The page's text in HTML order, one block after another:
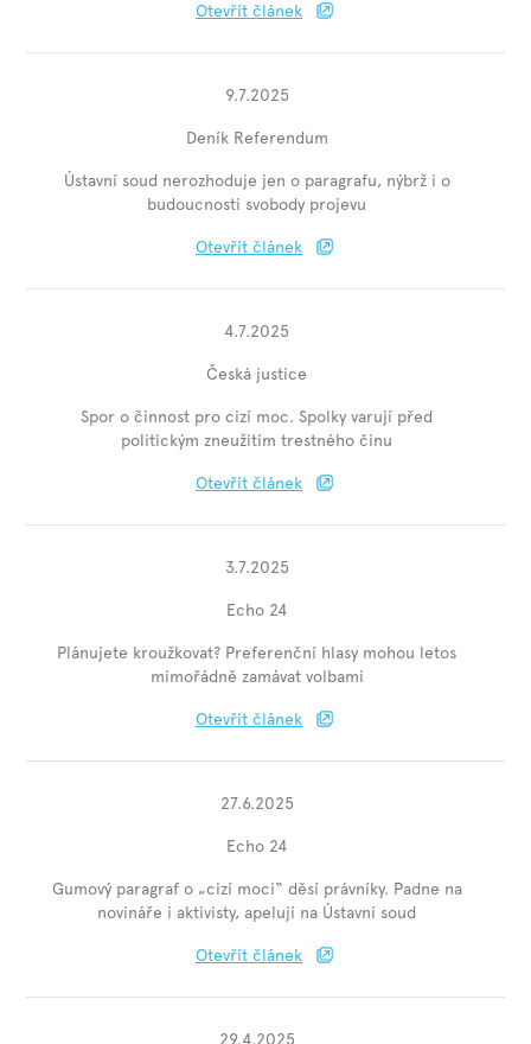
Otevřít článek
9.7.2025
Deník Referendum
Ústavní soud nerozhoduje jen o paragrafu, nýbrž i o
budoucnosti svobody projevu
Otevřít článek
4.7.2025
Česká justice
Spor o činnost pro cizí moc. Spolky varují před
politickým zneužitím trestného činu
Otevřít článek
3.7.2025
Echo 24
Plánujete kroužkovat? Preferenční hlasy mohou letos
mimořádně zamávat volbami
Otevřít článek
27.6.2025
Echo 24
Gumový paragraf o „cizí moci“ děsí právníky. Padne na
novináře i aktivisty, apelují na Ústavní soud
Otevřít článek
29.4.2025